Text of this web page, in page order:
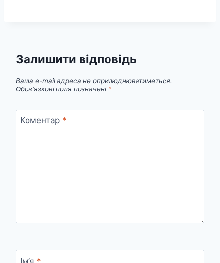
Залишити відповідь
Ваша e-mail адреса не оприлюднюватиметься.
Обов’язкові поля позначені *
Коментар *
Ім’я *